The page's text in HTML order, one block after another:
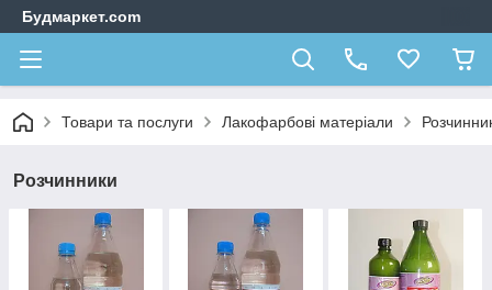
Будмаркет.com
Товари та послуги Лакофарбові матеріали
Розчинники